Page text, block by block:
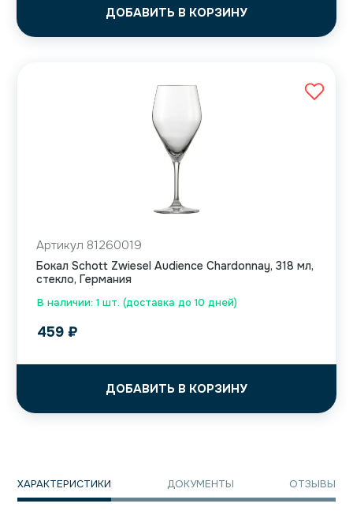
ДОБАВИТЬ В КОРЗИНУ
В наличии: 1 шт. (доставка до 10 дней)
Артикул 81260019
Бокал Schott Zwiesel Audience Chardonnay, 318 мл,
стекло, Германия
459 ₽
ДОБАВИТЬ В КОРЗИНУ
ХАРАКТЕРИСТИКИ ДОКУМЕНТЫ ОТЗЫВЫ